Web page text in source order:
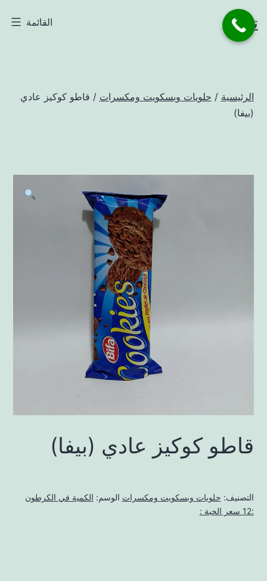
التخطي
إلىتاجر القائمة
الرئيسية / حلويات وبسكويت ومكسرات / قاطو كوكيز عادي
(بيفا)
قاطو كوكيز عادي (بيفا)
التصنيف: حلويات وبسكويت ومكسرات الوسم: الكمية في الكرطون
:12 سعر الحبة :